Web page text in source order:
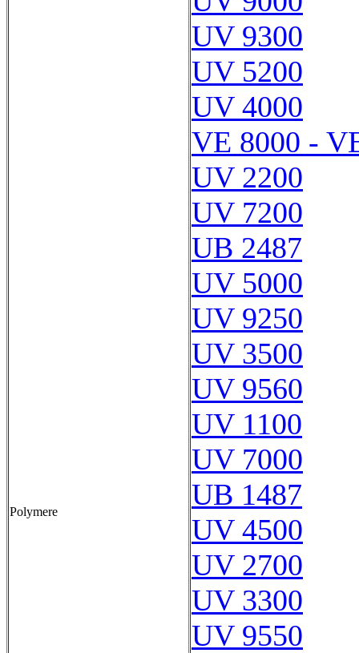
Polymere
UV 9300
UV 5200
UV 4000
VE 8000 -
UV 2200
UV 7200
UB 2487
UV 5000
UV 9250
UV 3500
UV 9560
UV 1100
UV 7000
UB 1487
UV 4500
UV 2700
UV 3300
UV 9550